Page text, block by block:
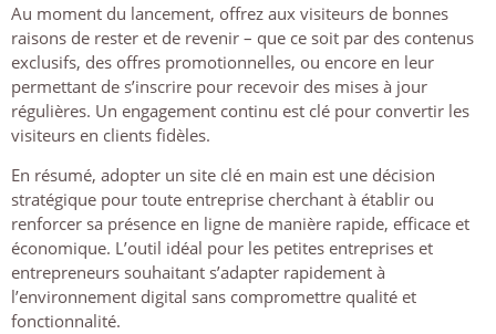
Au moment du lancement, offrez aux visiteurs de bonnes
raisons de rester et de revenir – que ce soit par des contenus
exclusifs, des offres promotionnelles, ou encore en leur
permettant de s’inscrire pour recevoir des mises à jour
régulières. Un engagement continu est clé pour convertir les
visiteurs en clients fidèles.
En résumé, adopter un site clé en main est une décision
stratégique pour toute entreprise cherchant à établir ou
renforcer sa présence en ligne de manière rapide, efficace et
économique. L’outil idéal pour les petites entreprises et
entrepreneurs souhaitant s’adapter rapidement à
l’environnement digital sans compromettre qualité et
fonctionnalité.